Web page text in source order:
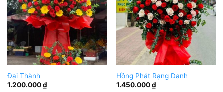
Đại Thành
1.200.000₫
Hồng Phát Rạng Danh
1.450.000₫